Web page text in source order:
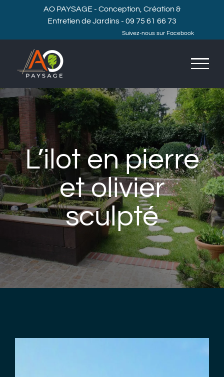
contenu
AO PAYSAGE - Conception, Création &
Entretien de Jardins - 09 75 61 66 73
Suivez-nous sur Facebook
L’ilot en pierre
et olivier
sculpté